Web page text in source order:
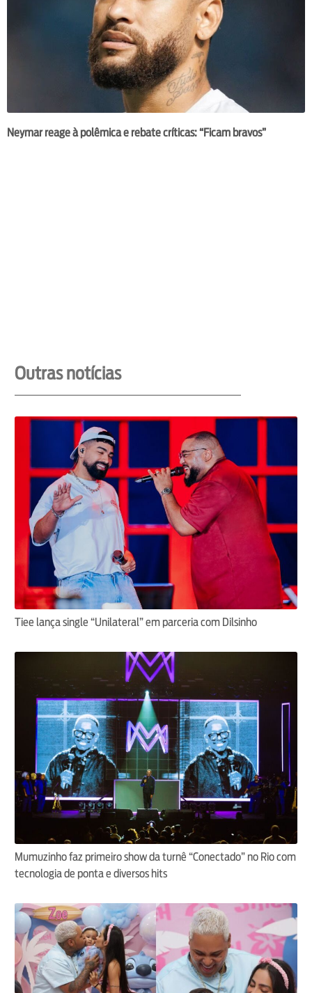
Neymar reage à polêmica e rebate críticas: “Ficam bravos”
Outras notícias
Tiee lança single “Unilateral” em parceria com Dilsinho
Mumuzinho faz primeiro show da turnê “Conectado” no Rio com
tecnologia de ponta e diversos hits